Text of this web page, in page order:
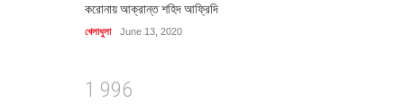
করোনায় আক্রান্ত শহিদ আফ্রিদি
খেলাধুলা June 13, 2020
1 996